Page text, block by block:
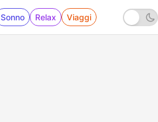
Sonno Relax Viaggi